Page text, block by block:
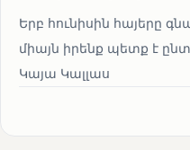
Երբ հունիսին հայերը
միայն իրենք պետք է
Կայա Կալլաս